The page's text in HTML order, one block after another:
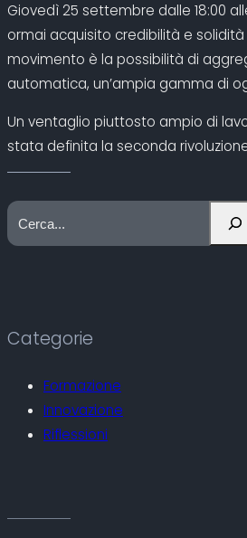
Giovedì 25 settembre dalle 18:00
ormai acquisito credibilità e
movimento è la possibilità di
automatica, un’ampia gamma di
Un ventaglio piuttosto ampio di
stata definita la seconda
C
e
Categorie
Formazione
Innovazione
Riflessioni